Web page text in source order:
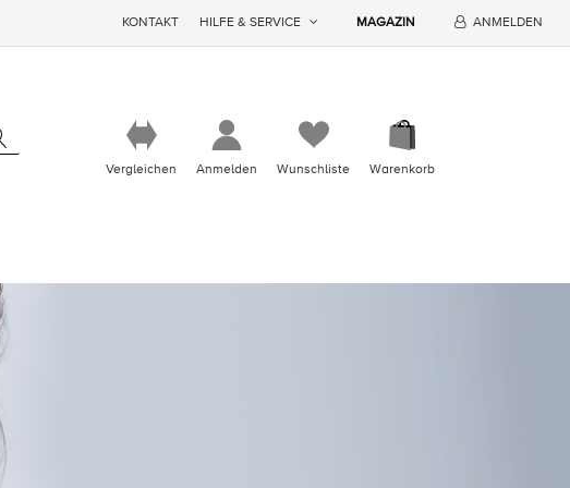
KONTAKT HILFE & SERVICE MAGAZIN ANMELDEN
Vergleichen Anmelden Wunschliste Warenkorb